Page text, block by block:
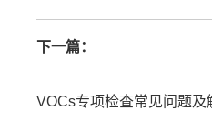
下一篇：